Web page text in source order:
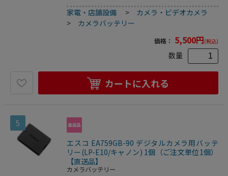
家電・店舗設備 > カメラ・ビデオカメラ
> カメラバッテリー
価格： 5,500円(税込)
数量
カートに入れる
5
エスコ EA759GB-90 デジタルカメラ用バッテ
リー(LP-E10/キャノン) 1個（ご注文単位1個）
【直送品】
カメラバッテリー